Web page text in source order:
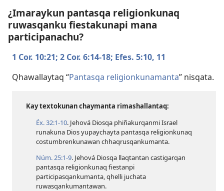
¿Imaraykun pantasqa religionkunaq
ruwasqanku fiestakunapi mana
participanachu?
1 Cor. 10:21; 2 Cor. 6:​14-18; Efes. 5:​10, 11
Qhawallaytaq “Pantasqa religionkunamanta” nisqata.
Kay textokunan chaymanta rimashallantaq:
Éx. 32:​1-10. Jehová Diosqa phiñakurqanmi Israel
runakuna Dios yupaychayta pantasqa religionkunaq
costumbrenkunawan chhaqrusqankumanta.
Núm. 25:​1-9. Jehová Diosqa llaqtantan castigarqan
pantasqa religionkunaq fiestanpi
participasqankumanta, qhelli juchata
ruwasqankumantawan.